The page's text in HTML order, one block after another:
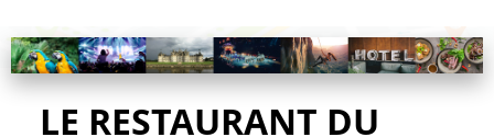
LE RESTAURANT DU